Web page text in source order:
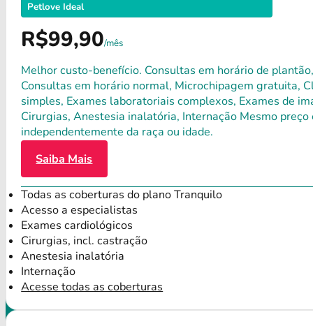
Petlove Ideal
R$99,90/mês
Melhor custo-benefício. Consultas em horário de
Consultas em horário normal, Microchipagem gratuita,
simples, Exames laboratoriais complexos, Exames de
Cirurgias, Anestesia inalatória, Internação Mesmo
independentemente da raça ou idade.
Saiba Mais
Todas as coberturas do plano Tranquilo
Acesso a especialistas
Exames cardiológicos
Cirurgias, incl. castração
Anestesia inalatória
Internação
Acesse todas as coberturas